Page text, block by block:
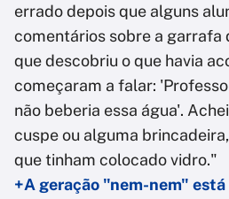
errado depois que alguns
comentários sobre a garrafa
que descobriu o que havia
começaram a falar:
não beberia essa água'.
cuspe ou alguma
que tinham colocado vidro."
+A geração "nem-nem"